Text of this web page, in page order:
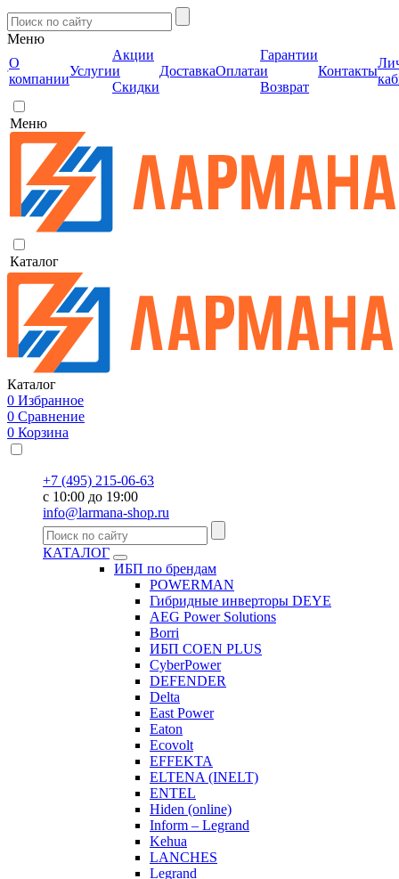
Меню
О
компании
Услуги
Акции
и
Скидки
ДоставкаОплата
Гарантии
и
Возврат
Контакты
Меню
Каталог
Каталог
0 Избранное
0 Сравнение
0 Корзина
+7 (495) 215-06-63
с 10:00 до 19:00
info@larmana-shop.ru
КАТАЛОГ
ИБП по брендам
POWERMAN
Гибридные инверторы DEYE
AEG Power Solutions
Borri
ИБП COEN PLUS
CyberPower
DEFENDER
Delta
East Power
Eaton
Ecovolt
EFFEKTA
ELTENA (INELT)
ENTEL
Hiden (online)
Inform – Legrand
Kehua
LANCHES
Legrand